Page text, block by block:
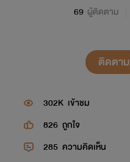
69 ผู้ติดตาม
ติดตาม
302K เข้าชม
826 ถูกใจ
285 ความคิดเห็น